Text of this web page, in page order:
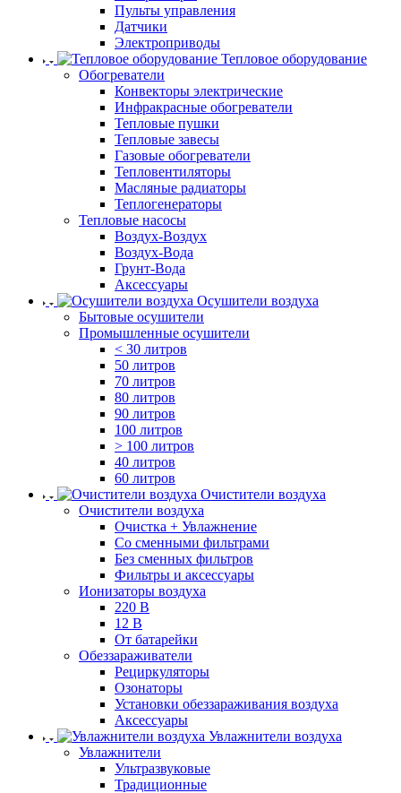
Пульты управления
Датчики
Электроприводы
Тепловое оборудование
Обогреватели
Конвекторы электрические
Инфракрасные обогреватели
Тепловые пушки
Тепловые завесы
Газовые обогреватели
Тепловентиляторы
Масляные радиаторы
Теплогенераторы
Тепловые насосы
Воздух-Воздух
Воздух-Вода
Грунт-Вода
Аксессуары
Осушители воздуха
Бытовые осушители
Промышленные осушители
< 30 литров
50 литров
70 литров
80 литров
90 литров
100 литров
> 100 литров
40 литров
60 литров
Очистители воздуха
Очистители воздуха
Очистка + Увлажнение
Cо сменными фильтрами
Без сменных фильтров
Фильтры и аксессуары
Ионизаторы воздуха
220 В
12 В
От батарейки
Обеззараживатели
Рециркуляторы
Озонаторы
Установки обеззараживания воздуха
Аксессуары
Увлажнители воздуха
Увлажнители
Ультразвуковые
Традиционные